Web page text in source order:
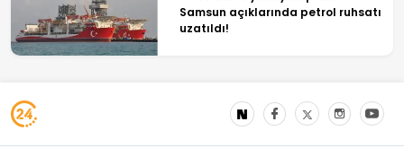
Samsun açıklarında petrol ruhsatı
uzatıldı!